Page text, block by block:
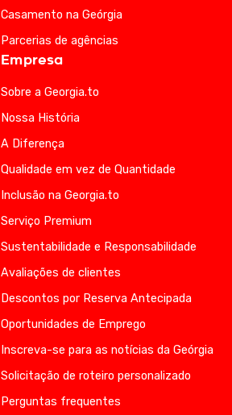
Casamento na Geórgia
Parcerias de agências
Empresa
Sobre a Georgia.to
Nossa História
A Diferença
Qualidade em vez de Quantidade
Inclusão na Georgia.to
Serviço Premium
Sustentabilidade e Responsabilidade
Avaliações de clientes
Descontos por Reserva Antecipada
Oportunidades de Emprego
Inscreva-se para as notícias da Geórgia
Solicitação de roteiro personalizado
Perguntas frequentes